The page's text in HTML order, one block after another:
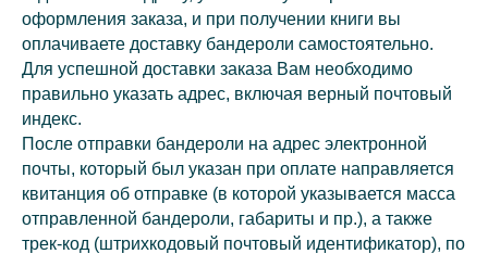
оформления заказа, и при получении книги вы
оплачиваете доставку бандероли самостоятельно.
Для успешной доставки заказа Вам необходимо
правильно указать адрес, включая верный почтовый
индекс.
После отправки бандероли на адрес электронной
почты, который был указан при оплате направляется
квитанция об отправке (в которой указывается масса
отправленной бандероли, габариты и пр.), а также
трек-код (штрихкодовый почтовый идентификатор), по